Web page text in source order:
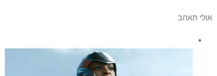
אולי תאהב